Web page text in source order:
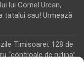
lui Cornel Urcan,
tatalui sau! Urmează
Timisoarei: 128 de
“controale de rutina”